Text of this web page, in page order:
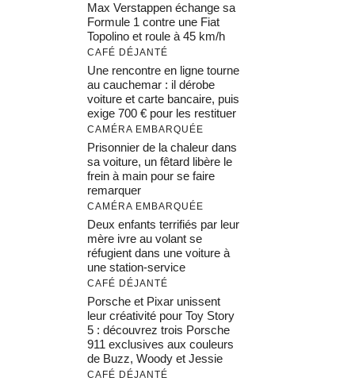
Max Verstappen échange sa
Formule 1 contre une Fiat
Topolino et roule à 45 km/h
CAFÉ DÉJANTÉ
Une rencontre en ligne tourne
au cauchemar : il dérobe
voiture et carte bancaire, puis
exige 700 € pour les restituer
CAMÉRA EMBARQUÉE
Prisonnier de la chaleur dans
sa voiture, un fêtard libère le
frein à main pour se faire
remarquer
CAMÉRA EMBARQUÉE
Deux enfants terrifiés par leur
mère ivre au volant se
réfugient dans une voiture à
une station-service
CAFÉ DÉJANTÉ
Porsche et Pixar unissent
leur créativité pour Toy Story
5 : découvrez trois Porsche
911 exclusives aux couleurs
de Buzz, Woody et Jessie
CAFÉ DÉJANTÉ